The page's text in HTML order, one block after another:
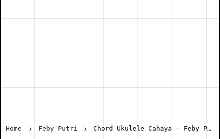
Home Feby Putri Chord Ukulele Cahaya - Feby Putri